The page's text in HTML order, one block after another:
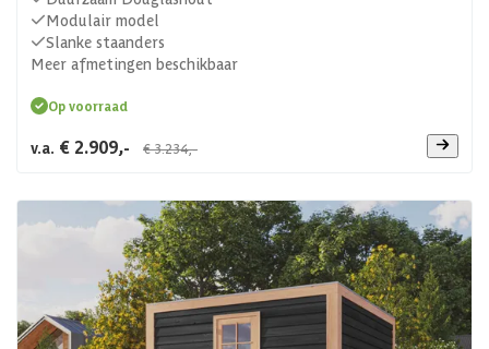
Modulair model
Slanke staanders
Meer afmetingen beschikbaar
Op voorraad
v.a. € 2.909,- € 3.234,-